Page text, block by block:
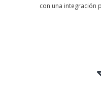
con una integración